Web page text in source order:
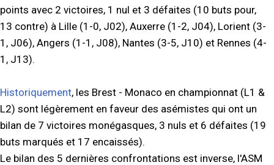
points avec 2 victoires, 1 nul et 3 défaites (10 buts pour,
13 contre) à Lille (1-0, J02), Auxerre (1-2, J04), Lorient (3-
1, J06), Angers (1-1, J08), Nantes (3-5, J10) et Rennes (4-
1, J13).
Historiquement, les Brest - Monaco en championnat (L1 &
L2) sont légèrement en faveur des asémistes qui ont un
bilan de 7 victoires monégasques, 3 nuls et 6 défaites (19
buts marqués et 17 encaissés).
Le bilan des 5 dernières confrontations est inverse, l'ASM